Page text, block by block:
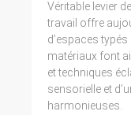
Véritable levier
travail offre
d’espaces
matériaux font
et techniques
sensorielle et
harmonieuses.